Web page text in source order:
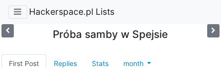
Hackerspace.pl Lists
Próba samby w Spejsie
First Post Replies Stats month